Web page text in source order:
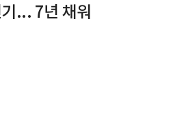
... 7년 채워